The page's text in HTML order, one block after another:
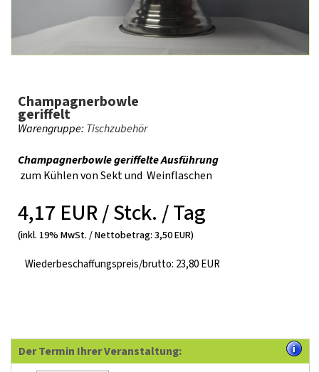
Champagnerbowle
geriffelt
Warengruppe:Tischzubehör
Champagnerbowle geriffelte Ausführung
zum Kühlen von Sekt und Weinflaschen
4,17 EUR / Stck. / Tag
(inkl. 19% MwSt. / Nettobetrag: 3,50 EUR)
Wiederbeschaffungspreis/brutto: 23,80 EUR
Der Termin Ihrer Veranstaltung: